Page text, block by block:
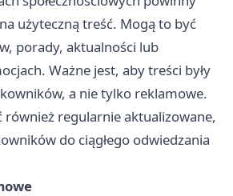
użyteczną treść. Mogą to być
porady, aktualności lub
Ważne jest, aby treści były
a nie tylko reklamowe.
również regularnie aktualizowane,
do ciągłego odwiedzania